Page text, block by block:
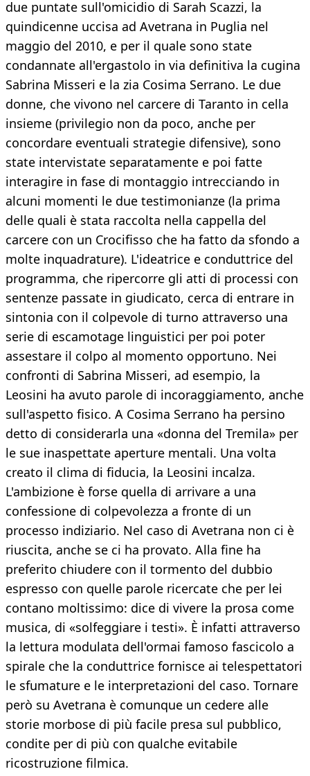
due puntate sull'omicidio di Sarah Scazzi, la
quindicenne uccisa ad Avetrana in Puglia nel
maggio del 2010, e per il quale sono state
condannate all'ergastolo in via definitiva la cugina
Sabrina Misseri e la zia Cosima Serrano. Le due
donne, che vivono nel carcere di Taranto in cella
insieme (privilegio non da poco, anche per
concordare eventuali strategie difensive), sono
state intervistate separatamente e poi fatte
interagire in fase di montaggio intrecciando in
alcuni momenti le due testimonianze (la prima
delle quali è stata raccolta nella cappella del
carcere con un Crocifisso che ha fatto da sfondo a
molte inquadrature). L'ideatrice e conduttrice del
programma, che ripercorre gli atti di processi con
sentenze passate in giudicato, cerca di entrare in
sintonia con il colpevole di turno attraverso una
serie di escamotage linguistici per poi poter
assestare il colpo al momento opportuno. Nei
confronti di Sabrina Misseri, ad esempio, la
Leosini ha avuto parole di incoraggiamento, anche
sull'aspetto fisico. A Cosima Serrano ha persino
detto di considerarla una «donna del Tremila» per
le sue inaspettate aperture mentali. Una volta
creato il clima di fiducia, la Leosini incalza.
L'ambizione è forse quella di arrivare a una
confessione di colpevolezza a fronte di un
processo indiziario. Nel caso di Avetrana non ci è
riuscita, anche se ci ha provato. Alla fine ha
preferito chiudere con il tormento del dubbio
espresso con quelle parole ricercate che per lei
contano moltissimo: dice di vivere la prosa come
musica, di «solfeggiare i testi». È infatti attraverso
la lettura modulata dell'ormai famoso fascicolo a
spirale che la conduttrice fornisce ai telespettatori
le sfumature e le interpretazioni del caso. Tornare
però su Avetrana è comunque un cedere alle
storie morbose di più facile presa sul pubblico,
condite per di più con qualche evitabile
ricostruzione filmica.